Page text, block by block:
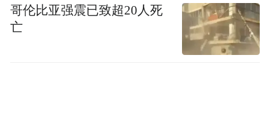
哥伦比亚强震已致超20人死
亡